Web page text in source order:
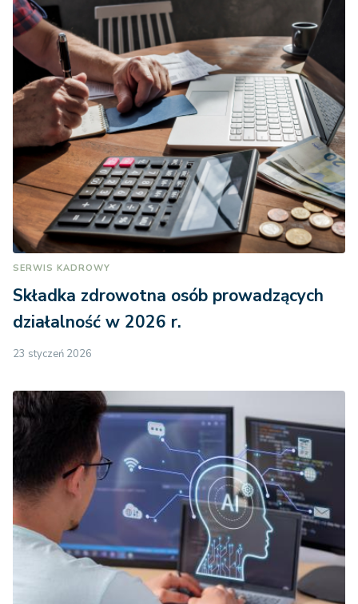
SERWIS KADROWY
Składka zdrowotna osób prowadzących
działalność w 2026 r.
23 styczeń 2026